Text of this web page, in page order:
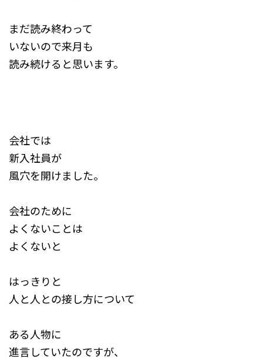
まだ読み終わって
いないので来月も
読み続けると思います。
会社では
新入社員が
風穴を開けました。
会社のために
よくないことは
よくないと
はっきりと
人と人との接し方について
ある人物に
進言していたのですが、